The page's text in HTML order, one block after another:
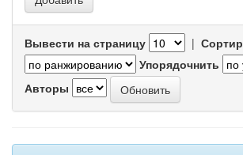
Вывести на страницу |
Упорядочнить
Авторы